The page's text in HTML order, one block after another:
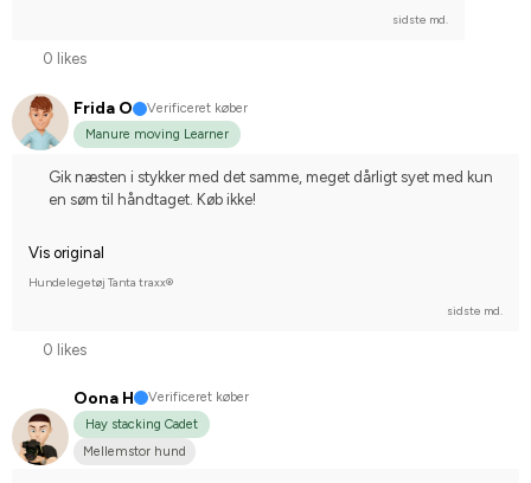
sidste md.
0 likes
Frida O
Verificeret køber
Manure moving Learner
Gik næsten i stykker med det samme, meget dårligt syet med kun
en søm til håndtaget. Køb ikke!
Vis original
Hundelegetøj Tanta traxx®
sidste md.
0 likes
Oona H
Verificeret køber
Hay stacking Cadet
Mellemstor hund